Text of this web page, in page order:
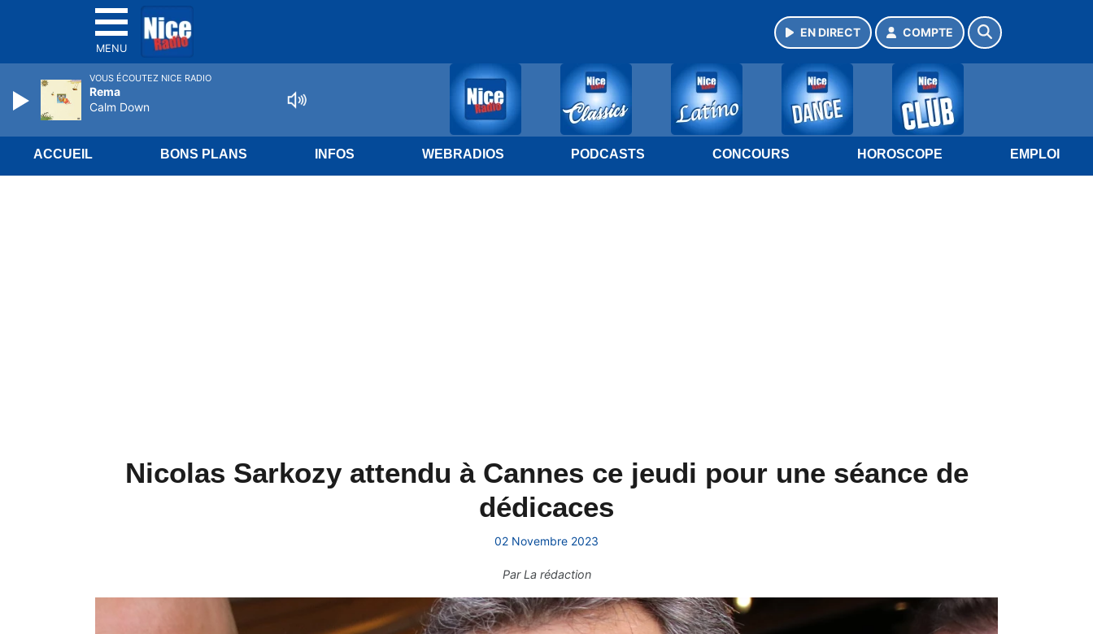
MENU
EN DIRECT COMPTE
ACCUEIL BONS PLANS INFOS WEBRADIOS PODCASTS CONCOURS HOROSCOPE EMPLOI
Nicolas Sarkozy attendu à Cannes ce jeudi pour une séance de
dédicaces
02 Novembre 2023
ParLa rédaction
VOUS ÉCOUTEZ NICE RADIO
Rema
Calm Down